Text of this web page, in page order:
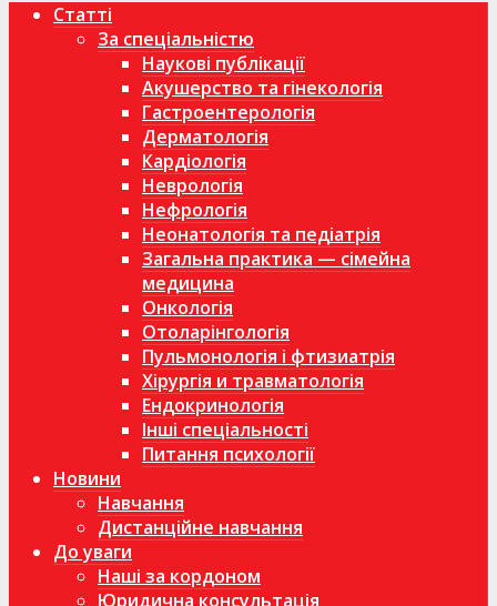
Статті
За спеціальністю
Наукові публікації
Акушерство та гінекологія
Гастроентерологія
Дерматологія
Кардіологія
Неврологія
Нефрологія
Неонатологія та педіатрія
Загальна практика — сімейна
медицина
Онкологія
Отоларінгологія
Пульмонологія і фтизиатрія
Хірургія и травматологія
Ендокринологія
Інші спеціальності
Питання психології
Новини
Навчання
Дистанційне навчання
До уваги
Наші за кордоном
Юридична консультація